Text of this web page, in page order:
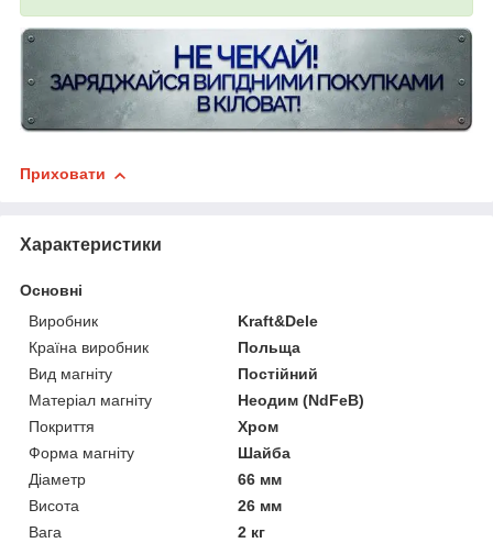
Приховати
Характеристики
Основні
Виробник
Kraft&Dele
Країна виробник
Польща
Вид магніту
Постійний
Матеріал магніту
Неодим (NdFeB)
Покриття
Хром
Форма магніту
Шайба
Діаметр
66 мм
Висота
26 мм
Вага
2 кг